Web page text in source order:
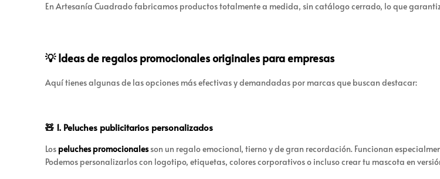
En Artesanía Cuadrado fabricamos productos totalmente a medida, sin catálogo cerrado, lo que
💡 Ideas de regalos promocionales originales para empresas
Aquí tienes algunas de las opciones más efectivas y demandadas por marcas que buscan destacar:
🧸 1. Peluches publicitarios personalizados
Los peluches promocionalesson un regalo emocional, tierno y de gran recordación. Funcionan
Podemos personalizarlos con logotipo, etiquetas, colores corporativos o incluso crear tu mascota en